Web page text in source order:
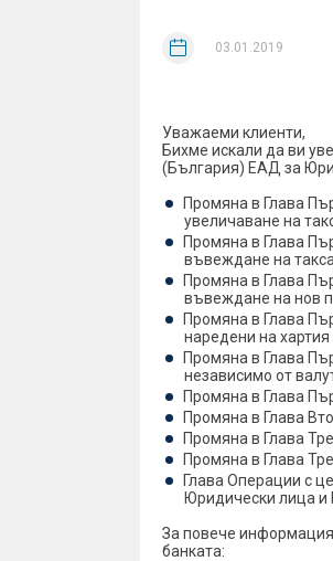
03.01.2019
Уважаеми клиенти,
Бихме искали да ви
(България) ЕАД за
Промяна в Глава
увеличаване на
Промяна в Глава
въвеждане на
Промяна в Глава
въвеждане на нов
Промяна в Глава
наредени на
Промяна в Глава
независимо от
Промяна в Глава
Промяна в Глава
Промяна в Глава
Промяна в Глава
Глава Операции с
Юридически лица и
За повече
банката: